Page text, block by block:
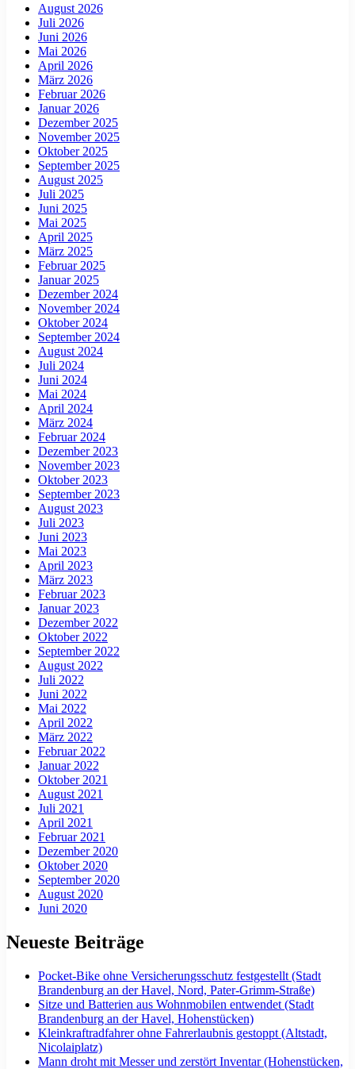
August 2026
Juli 2026
Juni 2026
Mai 2026
April 2026
März 2026
Februar 2026
Januar 2026
Dezember 2025
November 2025
Oktober 2025
September 2025
August 2025
Juli 2025
Juni 2025
Mai 2025
April 2025
März 2025
Februar 2025
Januar 2025
Dezember 2024
November 2024
Oktober 2024
September 2024
August 2024
Juli 2024
Juni 2024
Mai 2024
April 2024
März 2024
Februar 2024
Dezember 2023
November 2023
Oktober 2023
September 2023
August 2023
Juli 2023
Juni 2023
Mai 2023
April 2023
März 2023
Februar 2023
Januar 2023
Dezember 2022
Oktober 2022
September 2022
August 2022
Juli 2022
Juni 2022
Mai 2022
April 2022
März 2022
Februar 2022
Januar 2022
Oktober 2021
August 2021
Juli 2021
April 2021
Februar 2021
Dezember 2020
Oktober 2020
September 2020
August 2020
Juni 2020
Neueste Beiträge
Pocket-Bike ohne Versicherungsschutz festgestellt (Stadt
Brandenburg an der Havel, Nord, Pater-Grimm-Straße)
Sitze und Batterien aus Wohnmobilen entwendet (Stadt
Brandenburg an der Havel, Hohenstücken)
Kleinkraftradfahrer ohne Fahrerlaubnis gestoppt (Altstadt,
Nicolaiplatz)
Mann droht mit Messer und zerstört Inventar (Hohenstücken,